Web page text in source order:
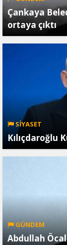
Çankaya
ortaya çıktı
SİYASET
Kılıçdaroğlu
GÜNDEM
Abdullah